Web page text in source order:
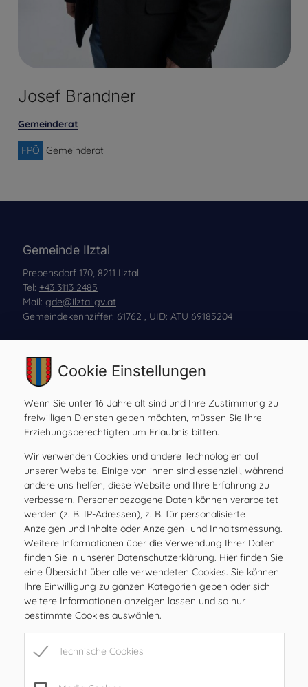
Josef Brandner
Gemeinderat
FPÖ Gemeinderat
Gemeinde Ilztal
Prebensdorf 170, 8211 Ilztal
Tel: +43 3113 2485
Mail: gde@ilztal.gv.at
Gemeindekennziffer: 61762 , UID: ATU 69185204
Amtsstunden
MO
08.00 – 12.00 Uhr
DI
08.00 – 12.00 Uhr
DO
08.00 – 12.00 Uhr
FR
08.00 – 12.00, 15.00 – 17.00 Uhr
SA
geschlossen
SO
geschlossen
Öffnungszeiten
MO
08.00 – 12.00 Uhr
DI
08.00 – 12.00 Uhr
MI
08.00 – 12.00 Uhr
08.00 – 12.00, 15.00 – 17.00 Uhr
Cookie Einstellungen
Wenn Sie unter 16 Jahre alt sind und Ihre Zustimmung zu
freiwilligen Diensten geben möchten, müssen Sie Ihre
Erziehungsberechtigten um Erlaubnis bitten.
Wir verwenden Cookies und andere Technologien auf
unserer Website. Einige von ihnen sind essenziell, während
andere uns helfen, diese Website und Ihre Erfahrung zu
verbessern. Personenbezogene Daten können verarbeitet
werden (z. B. IP-Adressen), z. B. für personalisierte
Anzeigen und Inhalte oder Anzeigen- und Inhaltsmessung.
Weitere Informationen über die Verwendung Ihrer Daten
finden Sie in unserer Datenschutzerklärung. Hier finden Sie
eine Übersicht über alle verwendeten Cookies. Sie können
Ihre Einwilligung zu ganzen Kategorien geben oder sich
weitere Informationen anzeigen lassen und so nur
bestimmte Cookies auswählen.
Technische Cookies